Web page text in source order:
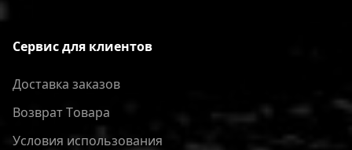
Сервис для клиентов
Доставка заказов
Bозврат Tовара
Условия использования